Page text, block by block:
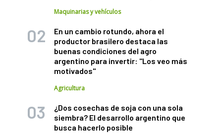
Maquinarias y vehículos
En un cambio rotundo, ahora el
productor brasilero destaca las
buenas condiciones del agro
argentino para invertir: "Los veo más
motivados"
Agricultura
¿Dos cosechas de soja con una sola
siembra? El desarrollo argentino que
busca hacerlo posible